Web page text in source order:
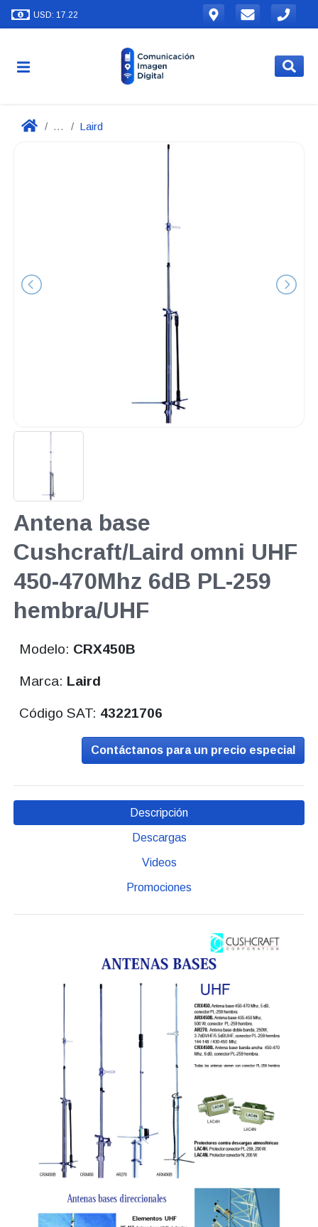
USD: 17.22
... Laird
Antena base
Cushcraft/Laird omni UHF
450-470Mhz 6dB PL-259
hembra/UHF
Modelo: CRX450B
Marca: Laird
Código SAT: 43221706
Contáctanos para un precio especial
Descripción
Descargas
Videos
Promociones